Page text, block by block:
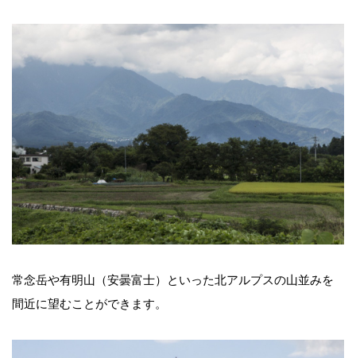
常念岳や有明山（安曇富士）といった北アルプスの山並みを
間近に望むことができます。